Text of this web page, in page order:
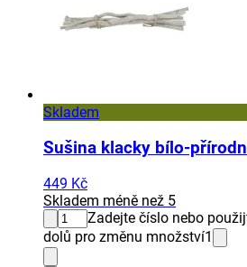
Skladem
Sušina klacky bílo-
449 Kč
Skladem méně než 5
Zadejte číslo nebo
dolů pro změnu množství1